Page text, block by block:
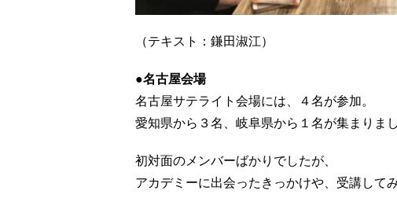
（テキスト：鎌田淑江）
●名古屋会場
名古屋サテライト会場には、４名が参加。
愛知県から３名、岐阜県から１名が集まりまし
初対面のメンバーばかりでしたが、
アカデミーに出会ったきっかけや、受講して